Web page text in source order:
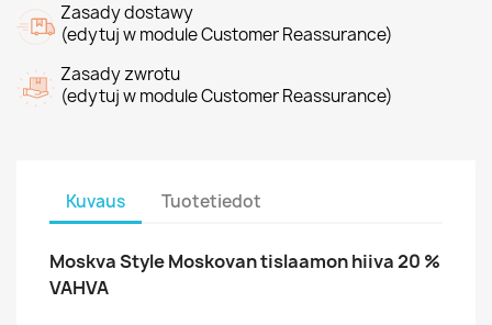
Zasady dostawy
(edytuj w module Customer Reassurance)
Zasady zwrotu
(edytuj w module Customer Reassurance)
Kuvaus Tuotetiedot
Moskva Style Moskovan tislaamon hiiva 20 %
VAHVA